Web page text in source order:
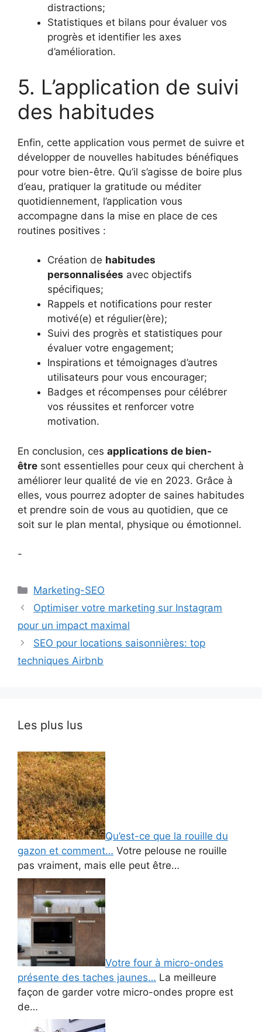
distractions;
Statistiques et bilans pour évaluer vos
progrès et identifier les axes
d’amélioration.
5. L’application de suivi
des habitudes
Enfin, cette application vous permet de suivre et
développer de nouvelles habitudes bénéfiques
pour votre bien-être. Qu’il s’agisse de boire plus
d’eau, pratiquer la gratitude ou méditer
quotidiennement, l’application vous
accompagne dans la mise en place de ces
routines positives :
Création de habitudes
personnalisées avec objectifs
spécifiques;
Rappels et notifications pour rester
motivé(e) et régulier(ère);
Suivi des progrès et statistiques pour
évaluer votre engagement;
Inspirations et témoignages d’autres
utilisateurs pour vous encourager;
Badges et récompenses pour célébrer
vos réussites et renforcer votre
motivation.
En conclusion, ces applications de bien-
être sont essentielles pour ceux qui cherchent à
améliorer leur qualité de vie en 2023. Grâce à
elles, vous pourrez adopter de saines habitudes
et prendre soin de vous au quotidien, que ce
soit sur le plan mental, physique ou émotionnel.
-
Catégories
Marketing-SEO
Optimiser votre marketing sur Instagram
pour un impact maximal
SEO pour locations saisonnières: top
techniques Airbnb
Les plus lus
Qu’est-ce que la rouille du
gazon et comment… Votre pelouse ne rouille
pas vraiment, mais elle peut être…
Votre four à micro-ondes
présente des taches jaunes… La meilleure
façon de garder votre micro-ondes propre est
de…